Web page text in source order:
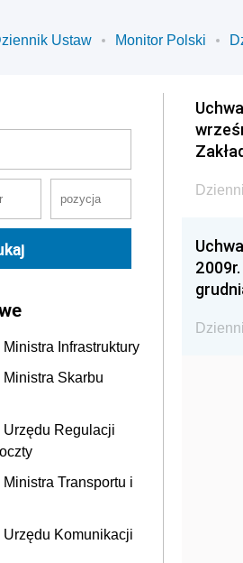
Ustaw Monitor Polski
Infrastruktury
Skarbu
Regulacji
Transportu i
Komunikacji